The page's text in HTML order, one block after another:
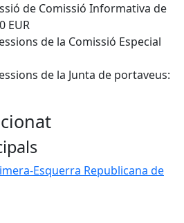
de Comissió Informativa de
EUR
de la Comissió Especial
de la Junta de portaveus:
Esquerra Republicana de